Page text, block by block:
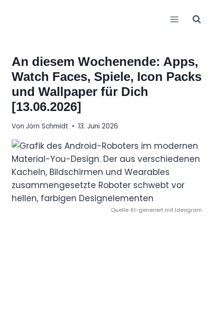
An diesem Wochenende: Apps,
Watch Faces, Spiele, Icon Packs
und Wallpaper für Dich
[13.06.2026]
Von Jörn Schmidt 13. Juni 2026
Quelle: KI-generiert mit Ideogram